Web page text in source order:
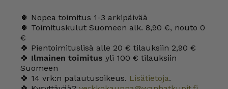
🍀 Nopea toimitus 1-3 arkipäivää
🍀 Toimituskulut Suomeen alk. 8,90 €, nouto 0
€
🍀 Pientoimituslisä alle 20 € tilauksiin 2,90 €
🍀 Ilmainen toimitus yli 100 € tilauksiin
Suomeen
🍀 14 vrk:n palautusoikeus. Lisätietoja.